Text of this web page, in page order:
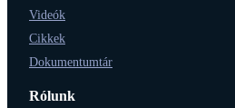
Videók
Cikkek
Dokumentumtár
Rólunk